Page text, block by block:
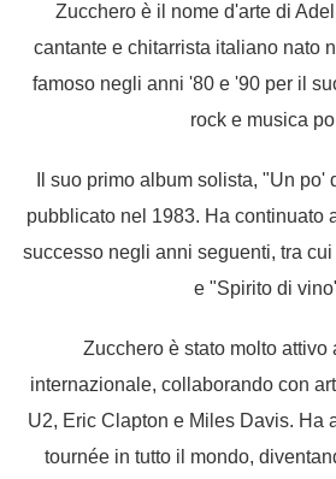
Zucchero è il nome d'arte di
cantante e chitarrista italiano nato
famoso negli anni '80 e '90 per il
rock e musica
Il suo primo album solista, "Un po'
pubblicato nel 1983. Ha continuato
successo negli anni seguenti, tra cui
e "Spirito di
Zucchero è stato molto attivo
internazionale, collaborando con
U2, Eric Clapton e Miles Davis. Ha
tournée in tutto il mondo,